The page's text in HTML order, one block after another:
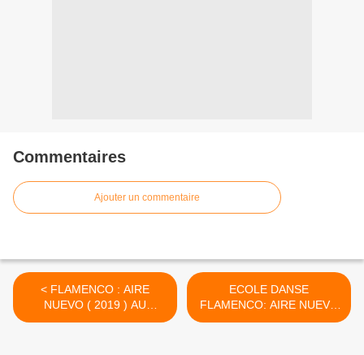
Commentaires
Ajouter un commentaire
< FLAMENCO : AIRE
NUEVO ( 2019 ) AU
THEATRE DE
ECOLE DANSE
FLAMENCO: AIRE NUEVO
2023 AU THEATRE DE